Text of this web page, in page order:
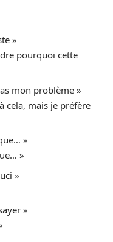
»
pourquoi cette
mon problème »
cela, mais je préfère
»
»
»
»